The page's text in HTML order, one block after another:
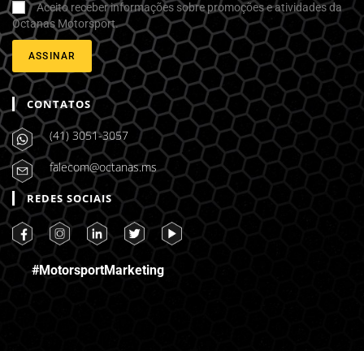
Aceito receber informações sobre promoções e atividades da
Octanas Motorsport.
ASSINAR
CONTATOS
(41) 3051-3057
falecom@octanas.ms
REDES SOCIAIS
#MotorsportMarketing